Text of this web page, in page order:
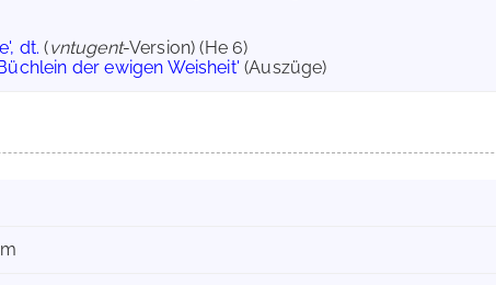
dt. (vntugent-Version) (He 6)
der ewigen Weisheit' (Auszüge)